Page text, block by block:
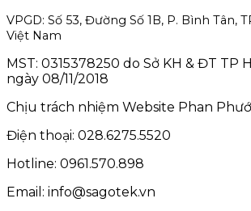
VPGD: Số 53, Đường Số 1B, P. Bình Tân,
Việt Nam
MST: 0315378250 do Sở KH & ĐT TP
ngày 08/11/2018
Chịu trách nhiệm Website Phan
Điện thoại: 028.6275.5520
Hotline: 0961.570.898
Email: info@sagotek.vn